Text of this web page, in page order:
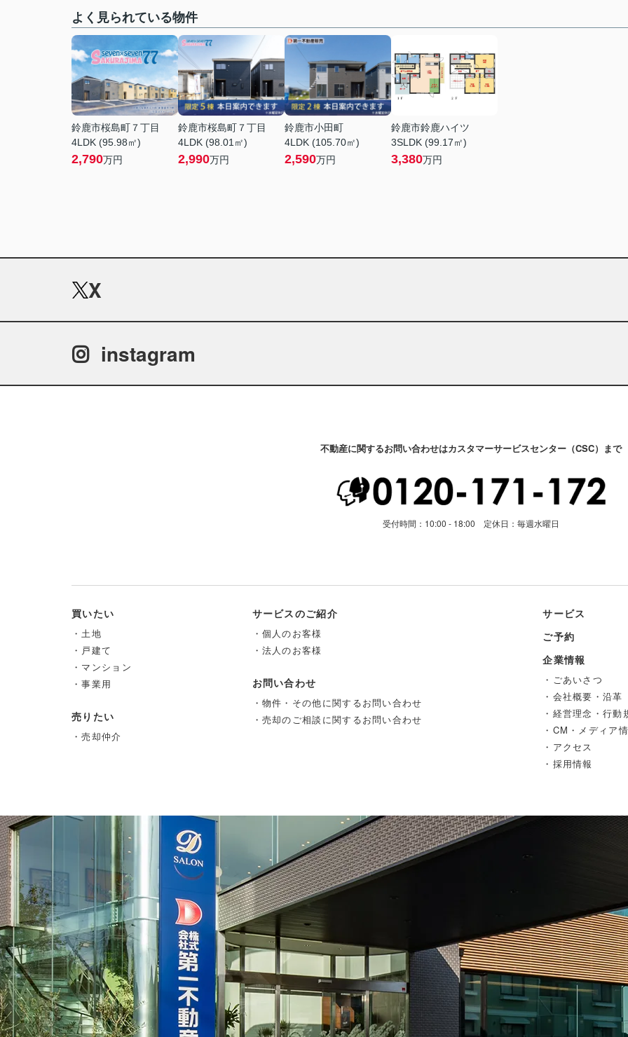
よく見られている物件
鈴鹿市桜島町７丁目
4LDK (95.98㎡)
2,790万円
鈴鹿市桜島町７丁目
4LDK (98.01㎡)
2,990万円
鈴鹿市小田町
4LDK (105.70㎡)
2,590万円
鈴鹿市鈴鹿ハイツ
3SLDK (99.17㎡)
3,380万円
X
instagram
不動産に関するお問い合わせはカスタマーサービスセンター（CSC）まで
受付時間：10:00 - 18:00 定休日：毎週水曜日
買いたい
・土地
・戸建て
・マンション
・事業用
売りたい
・売却仲介
サービスのご紹介
・個人のお客様
・法人のお客様
お問い合わせ
・物件・その他に関するお問い合わせ
・売却のご相談に関するお問い合わせ
サービス
ご予約
企業情報
・ごあいさつ
・会社概要・沿革
・経営理念・行動
・CM・メディア
・アクセス
・採用情報